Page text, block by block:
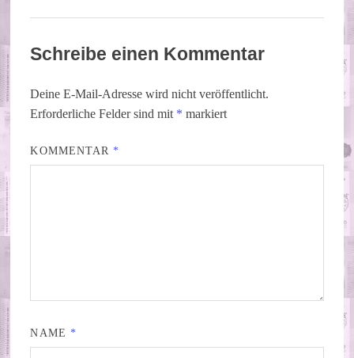
Schreibe einen Kommentar
Deine E-Mail-Adresse wird nicht veröffentlicht.
Erforderliche Felder sind mit * markiert
KOMMENTAR *
NAME *